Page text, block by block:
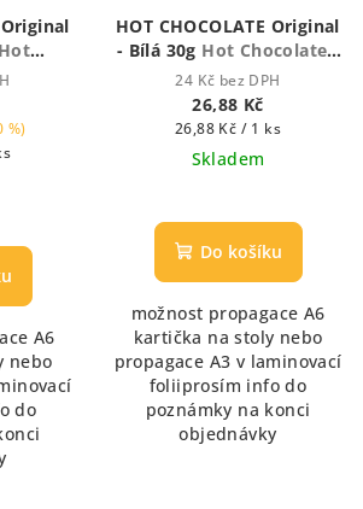
Original
Hot
%)
A6
nebo
do
HOT CHOCOLATE Original
- Bílá 30g Hot Chocolate -
Houstnoucí krémová
čokoláda
24 Kč bez DPH
26,88 Kč
Měrná
cena:
26,88 Kč / 1 ks
Skladem
hodnocení
produktu
z
5
hvězdiček.
Do košíku
možnost propagace A6
kartička na stoly nebo
propagace A3 v laminovací
foliiprosím info do
poznámky na konci
objednávky